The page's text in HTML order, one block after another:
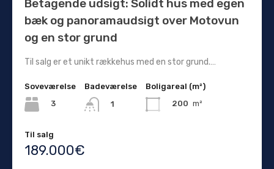
Betagende udsigt: Solidt hus med egen
bæk og panoramaudsigt over Motovun
og en stor grund
Til salg er et unikt rækkehus med en stor grund.…
Soveværelse
3
Badeværelse
1
Boligareal (m²)
200 m²
Til salg
189.000€